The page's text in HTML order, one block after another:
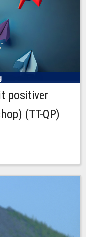
positiver
(TT-QP)